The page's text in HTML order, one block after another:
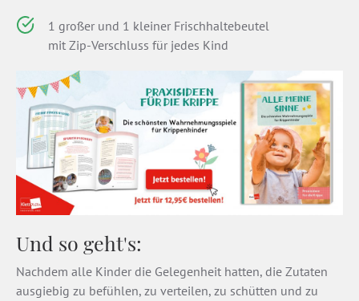
1 großer und 1 kleiner Frischhaltebeutel
mit Zip-Verschluss für jedes Kind
Und so geht's:
Nachdem alle Kinder die Gelegenheit hatten, die Zutaten
ausgiebig zu befühlen, zu verteilen, zu schütten und zu